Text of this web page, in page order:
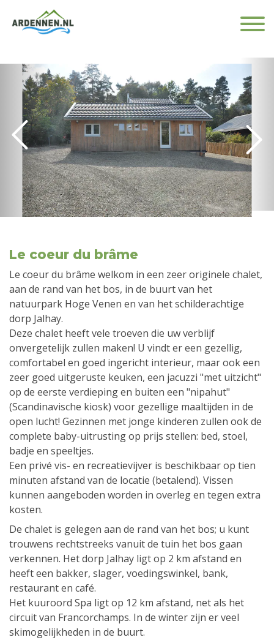
Le coeur du brâme
Le coeur du brâme welkom in een zeer originele chalet,
aan de rand van het bos, in de buurt van het
natuurpark Hoge Venen en van het schilderachtige
dorp Jalhay.
Deze chalet heeft vele troeven die uw verblijf
onvergetelijk zullen maken! U vindt er een gezellig,
comfortabel en goed ingericht interieur, maar ook een
zeer goed uitgeruste keuken, een jacuzzi "met uitzicht"
op de eerste verdieping en buiten een "nipahut"
(Scandinavische kiosk) voor gezellige maaltijden in de
open lucht! Gezinnen met jonge kinderen zullen ook de
complete baby-uitrusting op prijs stellen: bed, stoel,
badje en speeltjes.
Een privé vis- en recreatievijver is beschikbaar op tien
minuten afstand van de locatie (betalend). Vissen
kunnen aangeboden worden in overleg en tegen extra
kosten.
De chalet is gelegen aan de rand van het bos; u kunt
trouwens rechtstreeks vanuit de tuin het bos gaan
verkennen. Het dorp Jalhay ligt op 2 km afstand en
heeft een bakker, slager, voedingswinkel, bank,
restaurant en café.
Het kuuroord Spa ligt op 12 km afstand, net als het
circuit van Francorchamps. In de winter zijn er veel
skimogelijkheden in de buurt.